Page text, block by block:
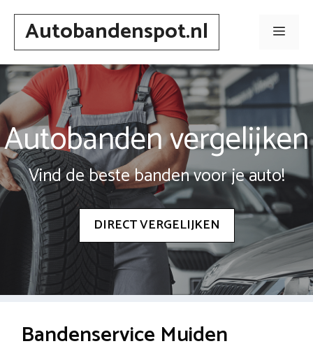
Spring
inhoudAutobandenspot.nl Menu
Autobanden vergelijken
Vind de beste banden voor je auto!
DIRECT VERGELIJKEN
Bandenservice Muiden